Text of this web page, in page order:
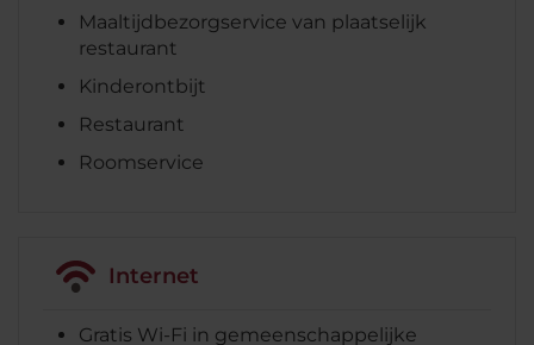
Maaltijdbezorgservice van plaatselijk
restaurant
Kinderontbijt
Restaurant
Roomservice
Internet
Gratis Wi-Fi in gemeenschappelijke